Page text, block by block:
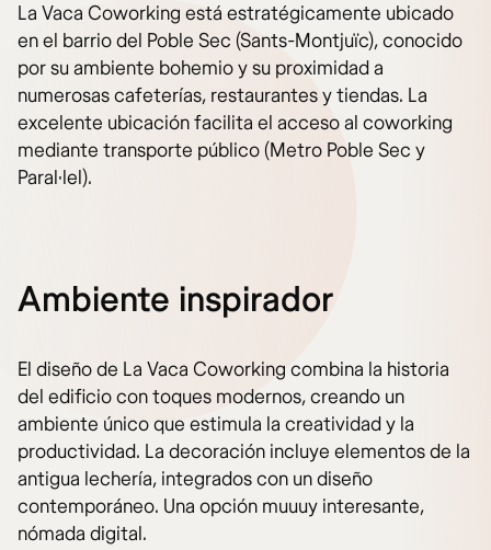
La Vaca Coworking está estratégicamente ubicado
en el barrio del Poble Sec (Sants-Montjuïc), conocido
por su ambiente bohemio y su proximidad a
numerosas cafeterías, restaurantes y tiendas. La
excelente ubicación facilita el acceso al coworking
mediante transporte público (Metro Poble Sec y
Paral·lel).
Ambiente inspirador
El diseño de La Vaca Coworking combina la historia
del edificio con toques modernos, creando un
ambiente único que estimula la creatividad y la
productividad. La decoración incluye elementos de la
antigua lechería, integrados con un diseño
contemporáneo. Una opción muuuy interesante,
nómada digital.